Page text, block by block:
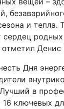
и тепла.
сердец
Денис
Дня
в
16 ключевых